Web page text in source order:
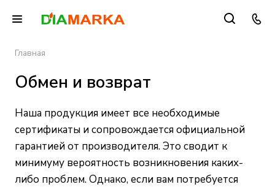
Главная
Обмен и возврат
Наша продукция имеет все необходимые
сертификаты и сопровождается официальной
гарантией от производителя. Это сводит к
минимуму вероятность возникновения каких-
либо проблем. Однако, если вам потребуется